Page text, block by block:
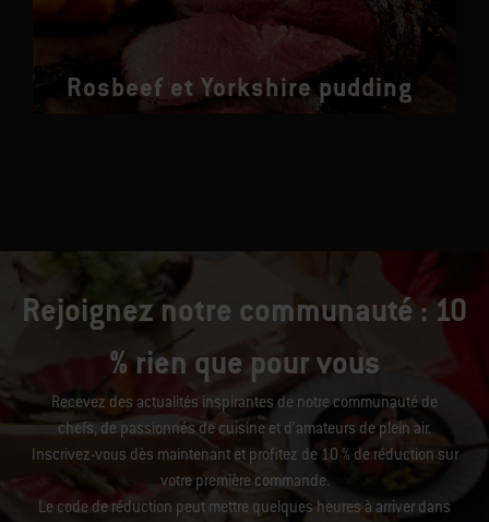
Rosbeef et Yorkshire pudding
Rejoignez notre communauté : 10
% rien que pour vous
Recevez des actualités inspirantes de notre communauté de
chefs, de passionnés de cuisine et d’amateurs de plein air.
Inscrivez-vous dès maintenant et profitez de 10 % de réduction sur
votre première commande.
Le code de réduction peut mettre quelques heures à arriver dans